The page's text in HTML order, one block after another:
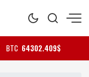
BTC 64302.409$